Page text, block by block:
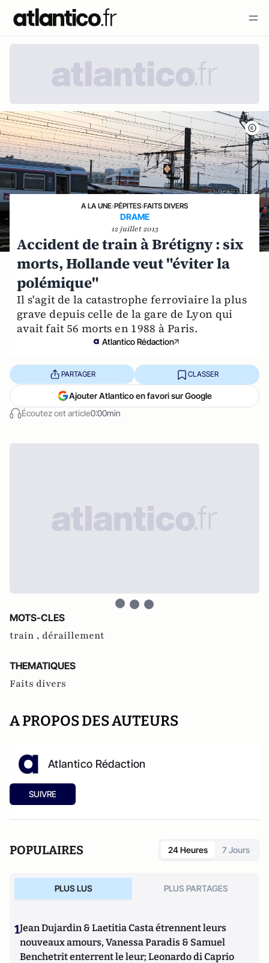
A LA UNE›PÉPITES›FAITS DIVERS
DRAME
12 juillet 2013
Accident de train à Brétigny : six
morts, Hollande veut "éviter la
polémique"
Il s'agit de la catastrophe ferroviaire la plus
grave depuis celle de la gare de Lyon qui
avait fait 56 morts en 1988 à Paris.
Atlantico Rédaction
Écoutez cet article0:00min
PARTAGER CLASSER
Ajouter Atlantico en favori sur Google
MOTS-CLES
train , déraillement
THEMATIQUES
Faits divers
A PROPOS DES AUTEURS
Atlantico Rédaction
SUIVRE
POPULAIRES 24 Heures 7 Jours
PLUS LUS PLUS PARTAGES
1Jean Dujardin & Laetitia Casta étrennent leurs
nouveaux amours, Vanessa Paradis & Samuel
Benchetrit enterrent le leur; Leonardo di Caprio